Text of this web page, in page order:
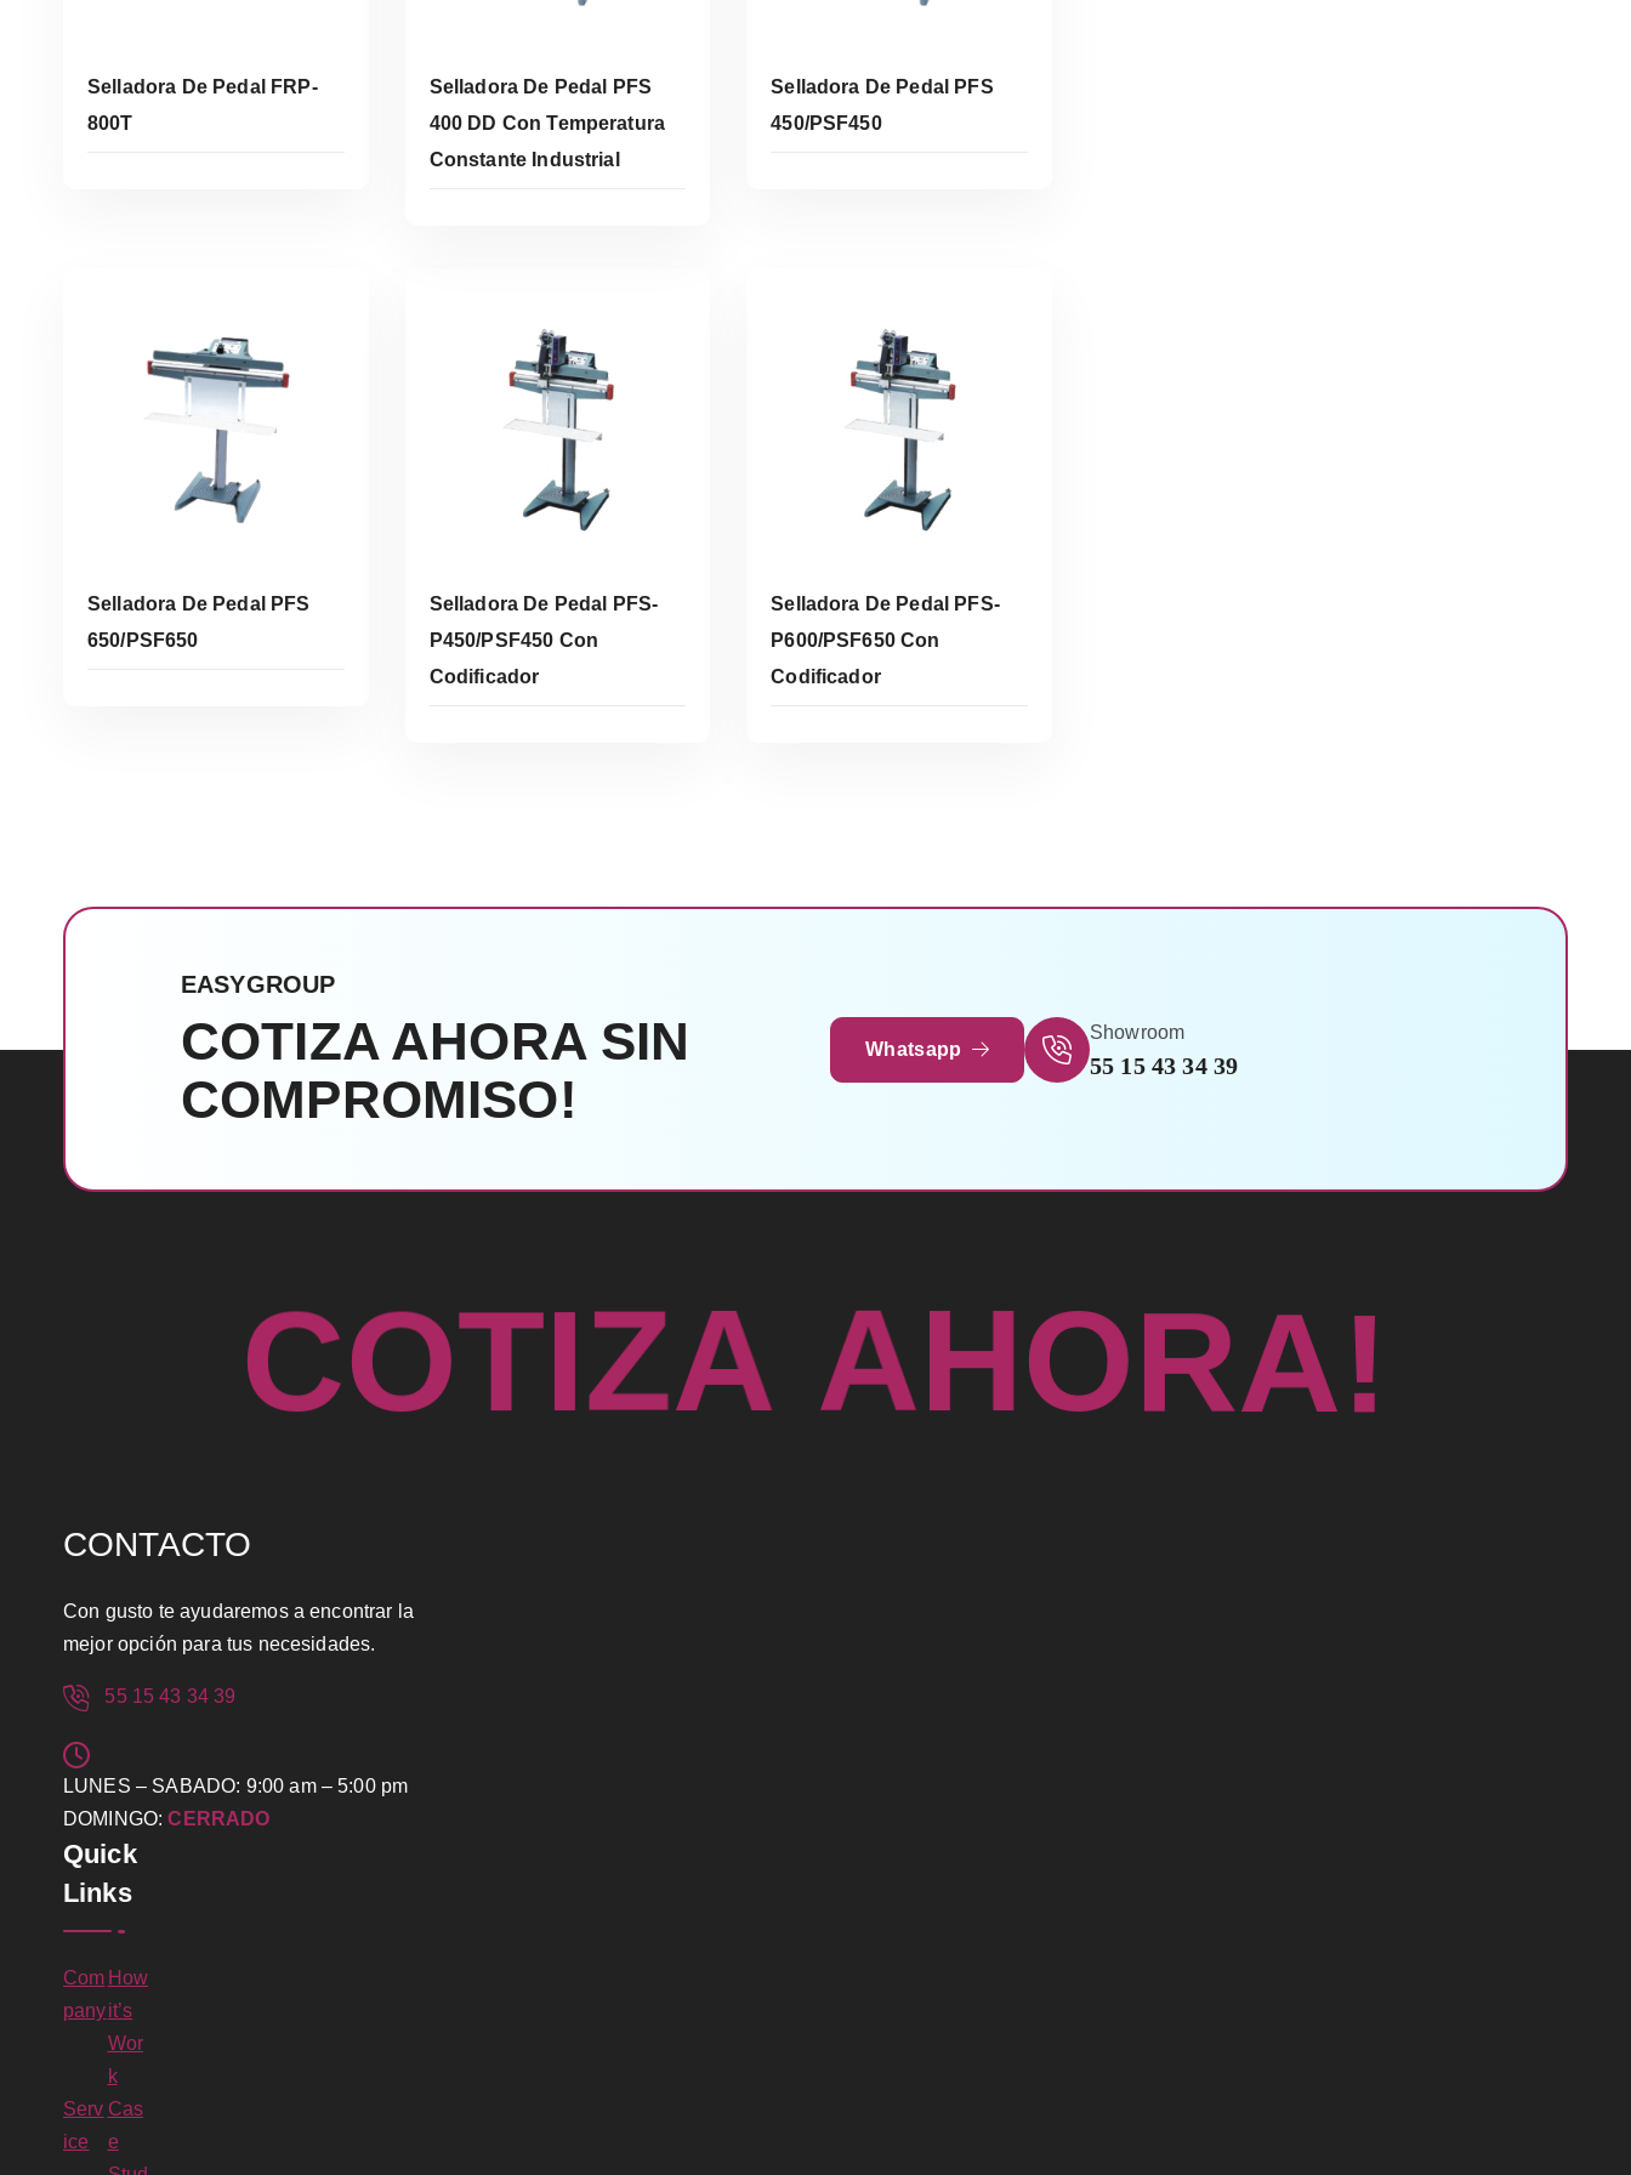
Selladora De Pedal FRP-
800T
Selladora De Pedal PFS
400 DD Con Temperatura
Constante Industrial
Selladora De Pedal PFS
450/PSF450
Selladora De Pedal PFS
650/PSF650
Selladora De Pedal PFS-
P450/PSF450 Con
Codificador
Selladora De Pedal PFS-
P600/PSF650 Con
Codificador
EASYGROUP
COTIZA AHORA SIN
COMPROMISO!
Whatsapp
Showroom
55 15 43 34 39
COTIZA AHORA!
CONTACTO
Con gusto te ayudaremos a encontrar la
mejor opción para tus necesidades.
55 15 43 34 39
LUNES – SABADO: 9:00 am – 5:00 pm
DOMINGO:CERRADO
Quick
Links
Com
pany
How
it’s
Wor
k
Serv
ice
Cas
e